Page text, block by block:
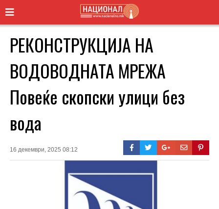
РЕКОНСТРУКЦИЈА НА
ВОДОВОДНАТА МРЕЖА
Повеќе скопски улици без
вода
16 декември, 2025 08:12